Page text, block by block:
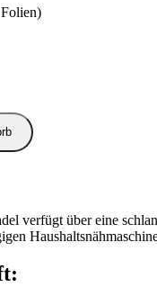
verfügt über eine